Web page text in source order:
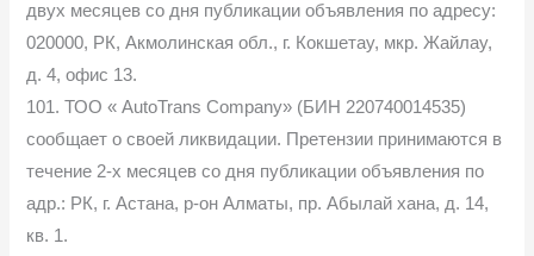
двух месяцев со дня публикации объявления по адресу:
020000, РК, Акмолинская обл., г. Кокшетау, мкр. Жайлау,
д. 4, офис 13.
101. ТОО « AutoTrans Company» (БИН 220740014535)
сообщает о своей ликвидации. Претензии принимаются в
течение 2-х месяцев со дня публикации объявления по
адр.: РК, г. Астана, р-он Алматы, пр. Абылай хана, д. 14,
кв. 1.